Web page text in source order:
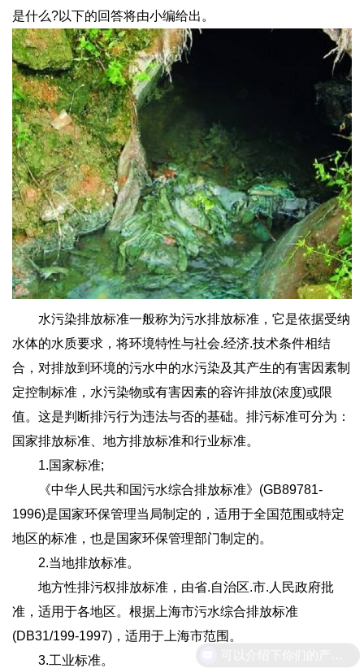
是什么?以下的回答将由小编给出。
水污染排放标准一般称为污水排放标准，它是依据受纳
水体的水质要求，将环境特性与社会.经济.技术条件相结
合，对排放到环境的污水中的水污染及其产生的有害因素制
定控制标准，水污染物或有害因素的容许排放(浓度)或限
值。这是判断排污行为违法与否的基础。排污标准可分为：
国家排放标准、地方排放标准和行业标准。
1.国家标准;
《中华人民共和国污水综合排放标准》(GB89781-
1996)是国家环保管理当局制定的，适用于全国范围或特定
地区的标准，也是国家环保管理部门制定的。
2.当地排放标准。
地方性排污权排放标准，由省.自治区.市.人民政府批
准，适用于各地区。根据上海市污水综合排放标准
(DB31/199-1997)，适用于上海市范围。
3.工业标准。